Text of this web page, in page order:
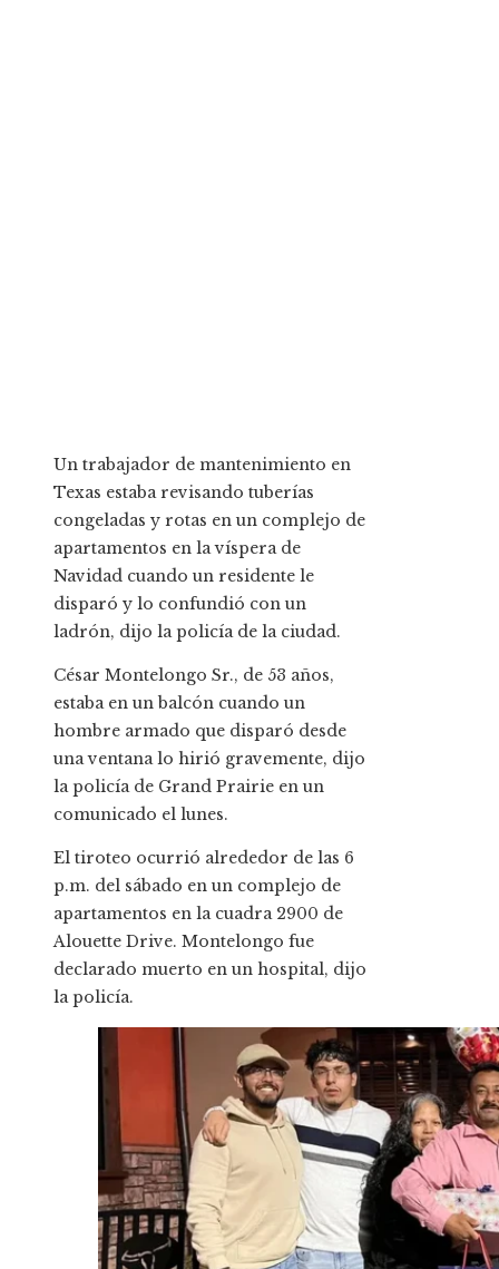
Un trabajador de mantenimiento en
Texas estaba revisando tuberías
congeladas y rotas en un complejo de
apartamentos en la víspera de
Navidad cuando un residente le
disparó y lo confundió con un
ladrón, dijo la policía de la ciudad.
César Montelongo Sr., de 53 años,
estaba en un balcón cuando un
hombre armado que disparó desde
una ventana lo hirió gravemente, dijo
la policía de Grand Prairie en un
comunicado el lunes.
El tiroteo ocurrió alrededor de las 6
p.m. del sábado en un complejo de
apartamentos en la cuadra 2900 de
Alouette Drive. Montelongo fue
declarado muerto en un hospital, dijo
la policía.